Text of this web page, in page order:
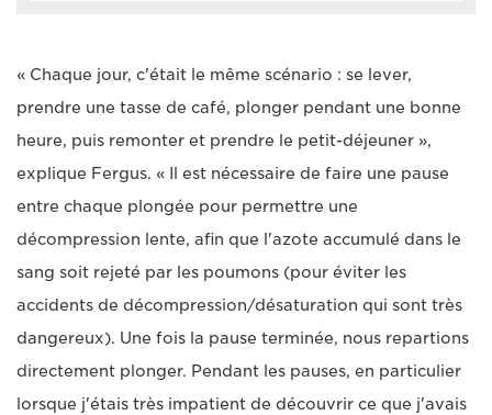
« Chaque jour, c'était le même scénario : se lever,
prendre une tasse de café, plonger pendant une bonne
heure, puis remonter et prendre le petit-déjeuner »,
explique Fergus. « Il est nécessaire de faire une pause
entre chaque plongée pour permettre une
décompression lente, afin que l'azote accumulé dans le
sang soit rejeté par les poumons (pour éviter les
accidents de décompression/désaturation qui sont très
dangereux). Une fois la pause terminée, nous repartions
directement plonger. Pendant les pauses, en particulier
lorsque j'étais très impatient de découvrir ce que j'avais